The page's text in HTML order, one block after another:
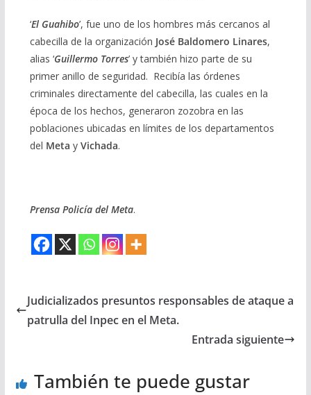
‘El Guahibo’, fue uno de los hombres más cercanos al
cabecilla de la organización José Baldomero Linares,
alias ‘Guillermo Torres’ y también hizo parte de su
primer anillo de seguridad. Recibía las órdenes
criminales directamente del cabecilla, las cuales en la
época de los hechos, generaron zozobra en las
poblaciones ubicadas en límites de los departamentos
del Meta y Vichada.
Prensa Policía del Meta.
Judicializados presuntos responsables de ataque a
patrulla del Inpec en el Meta.
Entrada siguiente
También te puede gustar